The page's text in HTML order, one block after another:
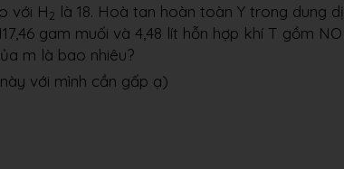
với H2 là 18. Hoà tan hoàn toàn Y trong dung
gam muối và 4,48 lít hỗn hợp khí T gồm
m là bao nhiêu?
với mình cần gấp ạ)